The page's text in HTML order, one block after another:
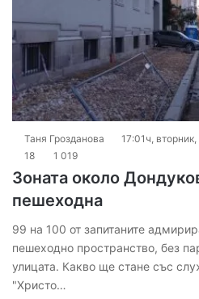
Таня Грозданова
17:01ч,
18
1 019
Зоната около
пешеходна
99 на 100 от запитаните
пешеходно пространство, без
улицата. Какво ще стане със
"Христо…